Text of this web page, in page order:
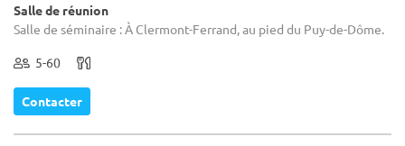
Salle de réunion
Salle de séminaire : À Clermont-Ferrand, au pied du Puy-de-Dôme.
5-60
Contacter